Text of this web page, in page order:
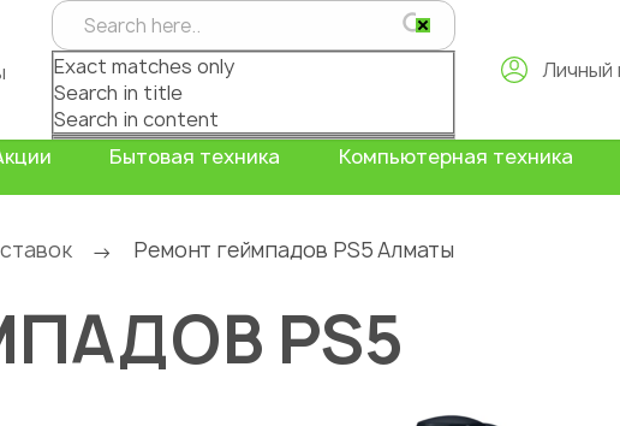
Exact matches only
Search in title
Search in content
Личный
Бытовая техника Компьютерная техника
→ Ремонт геймпадов PS5 Алматы
PS5